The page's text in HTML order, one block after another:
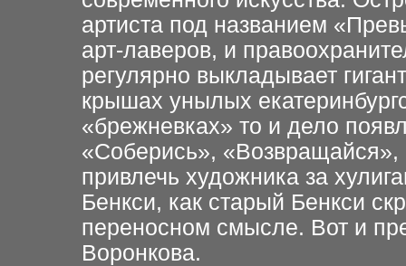
артиста под названием
арт-лаверов, и
регулярно выкладывает
крышах унылых
«брежневках» то и дело
«Соберись»,
привлечь художника за
Бенкси, как старый Бенкси
переносном смысле. Вот и
Воронкова.